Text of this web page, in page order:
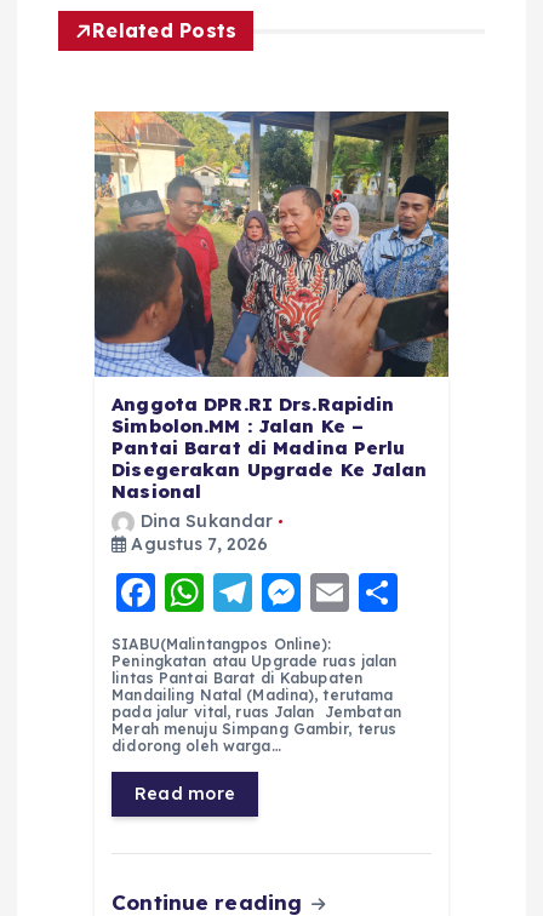
Related Posts
Anggota DPR.RI Drs.Rapidin
Simbolon.MM : Jalan Ke –
Pantai Barat di Madina Perlu
Disegerakan Upgrade Ke Jalan
Nasional
Dina Sukandar
Agustus 7, 2026
F
a
c
e
b
o
o
k
W
h
a
ts
A
p
p
T
el
e
g
r
a
m
M
e
ss
e
n
E
ai
l
re
SIABU(Malintangpos Online):
Peningkatan atau Upgrade ruas jalan
lintas Pantai Barat di Kabupaten
Mandailing Natal (Madina), terutama
pada jalur vital, ruas Jalan Jembatan
Merah menuju Simpang Gambir, terus
didorong oleh warga…
Read more
Continue reading